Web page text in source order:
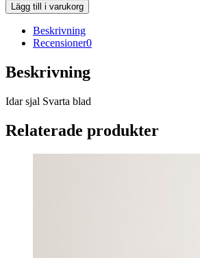
Lägg till i varukorg
Beskrivning
Recensioner0
Beskrivning
Idar sjal Svarta blad
Relaterade produkter